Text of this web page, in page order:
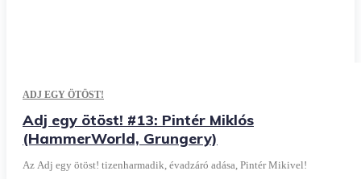
ADJ EGY ÖTÖST!
Adj egy ötöst! #13: Pintér Miklós
(HammerWorld, Grungery)
Az Adj egy ötöst! tizenharmadik, évadzáró adása, Pintér Mikivel!